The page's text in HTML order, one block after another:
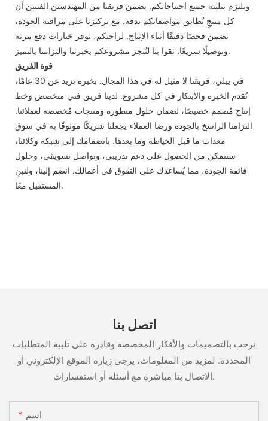
ونلتزم بتلبية جميع احتياجاتكم. يضمن فريقنا من المهندسين الفنيين أن
كل منتجٍ يُطابق مواصفاتكم بدقة. مع تركيزنا على مراقبة الجودة،
نضمن فحصًا دقيقًا أثناء الإنتاج. لراحتكم، نوفر خيارات دفع مرنة
وتوصيلًا سريعًا. ثقوا بنا لنُنجز مشروعكم بخبرتنا والتزامنا بالتميز.
قوة الفريق
في ييلي، فريقنا لا مثيل له في هذا المجال. بخبرة تزيد عن 30 عامًا،
نُقدم الخبرة والابتكار في كل مشروع. لدينا فريق فني متخصص وخط
إنتاج مُصمم خصيصًا، لضمان حلول متطورة ومنتجات مُخصصة لعملائنا.
التزامنا الراسخ بالجودة ورضا العملاء يجعلنا شريكًا موثوقًا به في سوق
معدات ما قبل الخياطة وما بعدها. بانضمامك إلى شبكة وكلائنا،
ستتمكن من الحصول على دعم تدريبي، وتواصل تسويقي، وحلول
فائقة الجودة، مما يُساعدك على التفوق في أعمالك. انضم إلينا، ولنبنِ
المستقبل معًا.
اتصل بنا
نرحب بالتصميمات والأفكار المخصصة وقادرة على تلبية المتطلبات
المحددة. لمزيد من المعلومات، يرجى زيارة الموقع الإلكتروني أو
الاتصال بنا مباشرة مع أسئلة أو استفسارات.
اسم